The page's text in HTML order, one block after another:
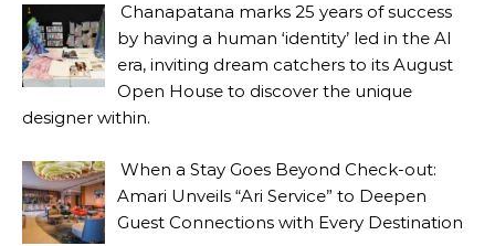
Chanapatana marks 25 years of success
by having a human ‘identity’ led in the AI
era, inviting dream catchers to its August
Open House to discover the unique
designer within.
When a Stay Goes Beyond Check-out:
Amari Unveils “Ari Service” to Deepen
Guest Connections with Every Destination